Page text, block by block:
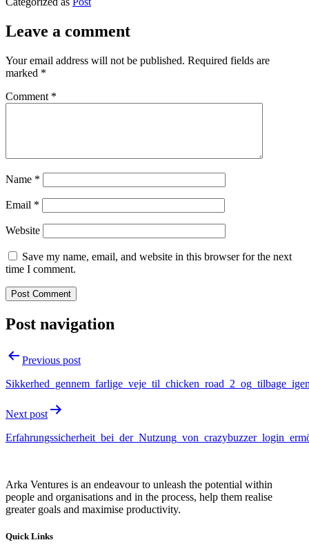
Leave a comment
Your email address will not be published. Required fields are
marked *
Comment *
Name *
Email *
Website
Save my name, email, and website in this browser for the next
time I comment.
Post navigation
Previous post
Next post
Arka Ventures is an endeavour to unleash the potential within
people and organisations and in the process, help them realise
greater goals and maximise productivity.
Quick Links